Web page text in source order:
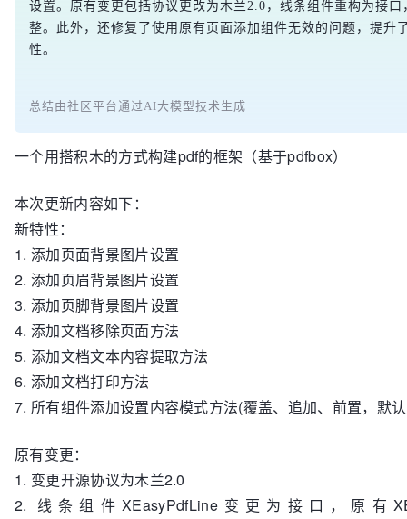
设置。原有变更包括协议更改为木兰2.0，线条组件重构为接
整。此外，还修复了使用原有页面添加组件无效的问题，提升
性。
总结由社区平台通过AI大模型技术生成
一个用搭积木的方式构建pdf的框架（基于pdfbox）
本次更新内容如下：
新特性：
1. 添加页面背景图片设置
2. 添加页眉背景图片设置
3. 添加页脚背景图片设置
4. 添加文档移除页面方法
5. 添加文档文本内容提取方法
6. 添加文档打印方法
7. 所有组件添加设置内容模式方法(覆盖、追加、前置，默
原有变更：
1. 变更开源协议为木兰2.0
2. 线条组件XEasyPdfLine变更为接口，原有